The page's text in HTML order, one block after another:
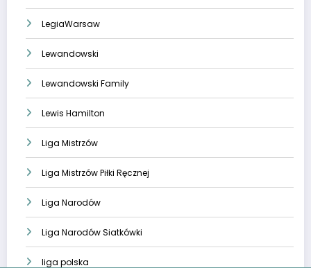
LegiaWarsaw
Lewandowski
Lewandowski Family
Lewis Hamilton
Liga Mistrzów
Liga Mistrzów Piłki Ręcznej
Liga Narodów
Liga Narodów Siatkówki
liga polska